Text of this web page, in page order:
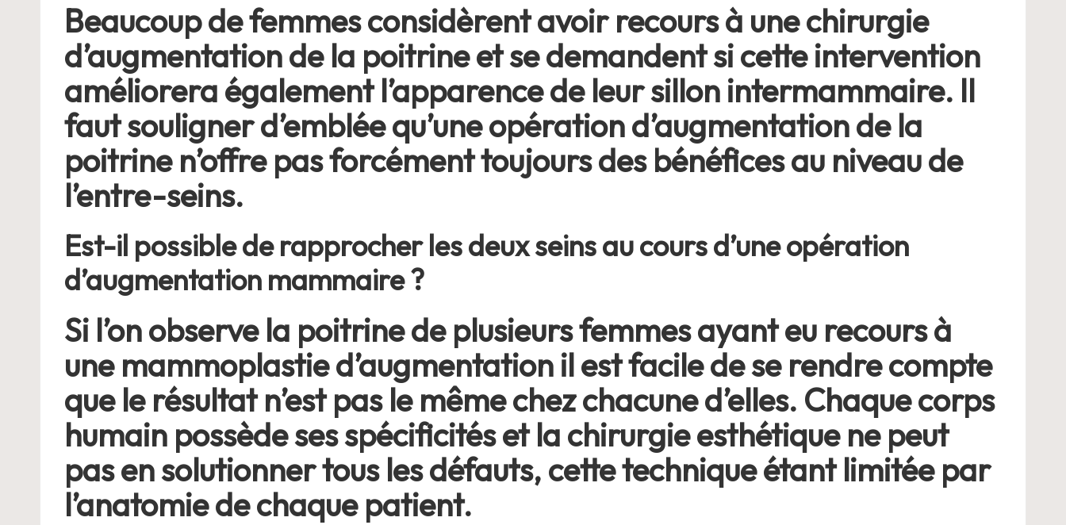
Beaucoup de femmes considèrent avoir recours à une chirurgie
d’augmentation de la poitrine et se demandent si cette intervention
améliorera également l’apparence de leur sillon intermammaire. Il
faut souligner d’emblée qu’une opération d’augmentation de la
poitrine n’offre pas forcément toujours des bénéfices au niveau de
l’entre-seins.
Est-il possible de rapprocher les deux seins au cours d’une opération
d’augmentation mammaire ?
Si l’on observe la poitrine de plusieurs femmes ayant eu recours à
une mammoplastie d’augmentation il est facile de se rendre compte
que le résultat n’est pas le même chez chacune d’elles. Chaque corps
humain possède ses spécificités et la chirurgie esthétique ne peut
pas en solutionner tous les défauts, cette technique étant limitée par
l’anatomie de chaque patient.